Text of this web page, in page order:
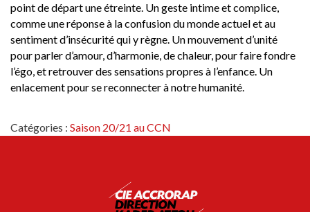
point de départ une étreinte. Un geste intime et complice,
comme une réponse à la confusion du monde actuel et au
sentiment d’insécurité qui y règne. Un mouvement d’unité
pour parler d’amour, d’harmonie, de chaleur, pour faire fondre
l’égo, et retrouver des sensations propres à l’enfance. Un
enlacement pour se reconnecter à notre humanité.
Catégories : Saison 20/21 au CCN